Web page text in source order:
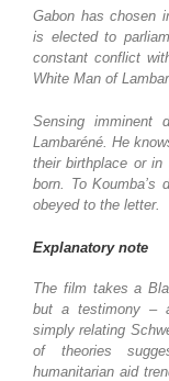
Gabon has chosen
is elected to
constant conflict
White Man of
Sensing imminent
Lambaréné. He
their birthplace or in
born. To Koumba’s
obeyed to the letter.
Explanatory note
The film takes a
but a testimony –
simply relating
of theories
humanitarian aid